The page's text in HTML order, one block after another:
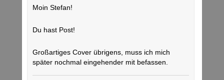
Moin Stefan!
Du hast Post!
Großartiges Cover übrigens, muss ich mich
später nochmal eingehender mit befassen.